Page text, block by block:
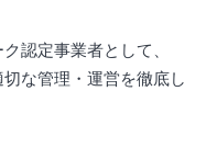
認定事業者として、
な管理・運営を徹底し